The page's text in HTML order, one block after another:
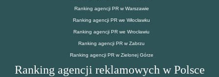
Ranking agencji PR w Warszawie
Ranking agencji PR we Włocławku
Ranking agencji PR we Wrocławiu
Ranking agencji PR w Zabrzu
Ranking agencji PR w Zielonej Górze
Ranking agencji reklamowych w Polsce